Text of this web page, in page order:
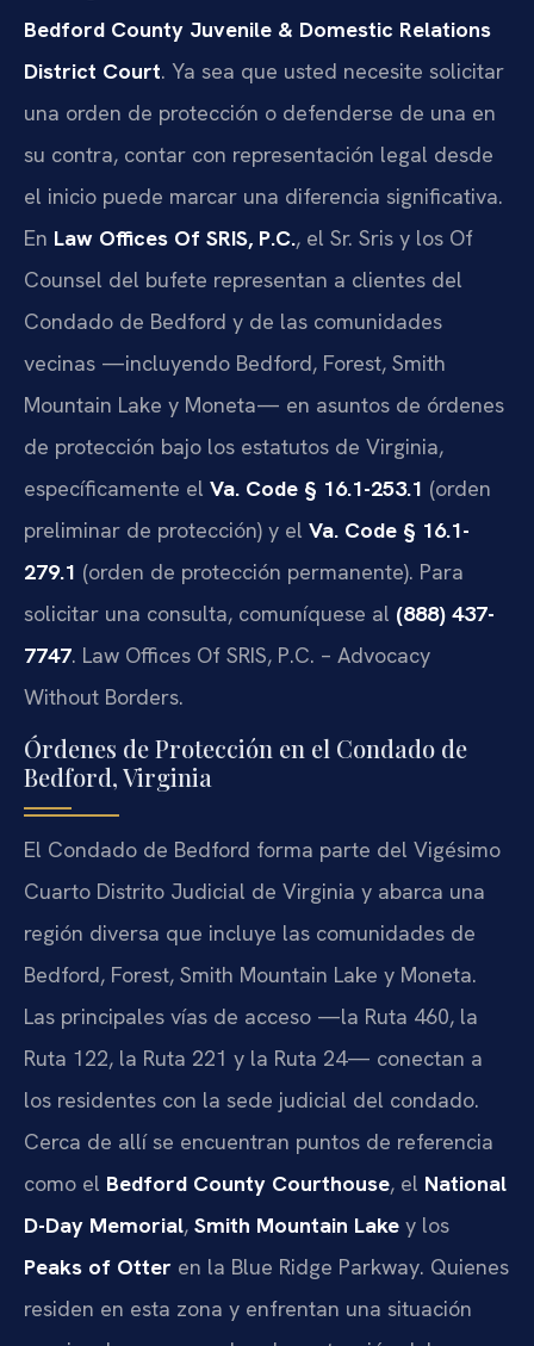
Bedford County Juvenile & Domestic Relations
District Court. Ya sea que usted necesite solicitar
una orden de protección o defenderse de una en
su contra, contar con representación legal desde
el inicio puede marcar una diferencia significativa.
En Law Offices Of SRIS, P.C., el Sr. Sris y los Of
Counsel del bufete representan a clientes del
Condado de Bedford y de las comunidades
vecinas —incluyendo Bedford, Forest, Smith
Mountain Lake y Moneta— en asuntos de órdenes
de protección bajo los estatutos de Virginia,
específicamente el Va. Code § 16.1-253.1 (orden
preliminar de protección) y el Va. Code § 16.1-
279.1 (orden de protección permanente). Para
solicitar una consulta, comuníquese al (888) 437-
7747. Law Offices Of SRIS, P.C. – Advocacy
Without Borders.
Órdenes de Protección en el Condado de
Bedford, Virginia
El Condado de Bedford forma parte del Vigésimo
Cuarto Distrito Judicial de Virginia y abarca una
región diversa que incluye las comunidades de
Bedford, Forest, Smith Mountain Lake y Moneta.
Las principales vías de acceso —la Ruta 460, la
Ruta 122, la Ruta 221 y la Ruta 24— conectan a
los residentes con la sede judicial del condado.
Cerca de allí se encuentran puntos de referencia
como el Bedford County Courthouse, el National
D-Day Memorial, Smith Mountain Lake y los
Peaks of Otter en la Blue Ridge Parkway. Quienes
residen en esta zona y enfrentan una situación